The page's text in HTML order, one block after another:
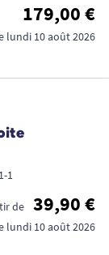
179,00 €
lundi 10 août 2026
1
de 39,90 €
lundi 10 août 2026